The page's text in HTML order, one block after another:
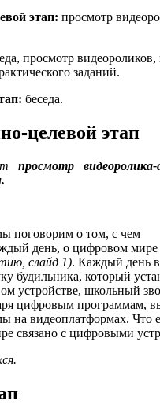
этап: просмотр
просмотр
заданий.
беседа.
целевой этап
просмотр видеоролика-
поговорим о том, с чем
день, о цифровом мире
слайд 1). Каждый день
будильника, который
устройстве, школьный
цифровым программам,
на видеоплатформах. Что
связано с цифровыми